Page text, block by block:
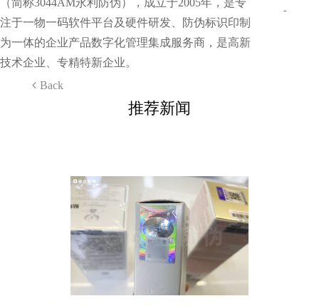
（简称3044AM永利防伪），成立于2005年，是专
注于一物一码软件平台及硬件研发、防伪标识印制
为一体的企业产品数字化管理集成服务商，是高新
技术企业、专精特新企业。
Back
-
推荐新闻